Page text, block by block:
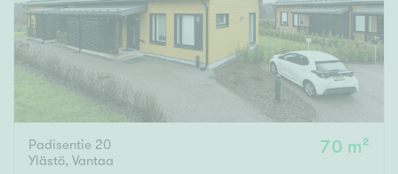
Padisentie 20
Ylästö, Vantaa
70 m²